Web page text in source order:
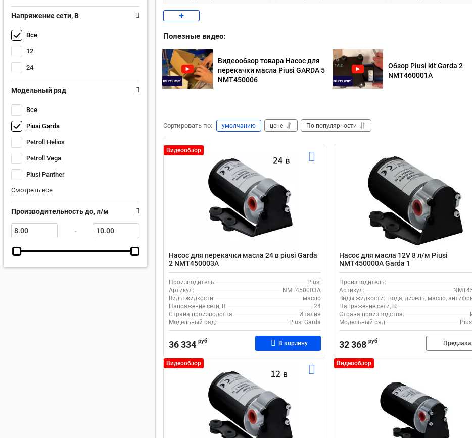
Напряжение сети, В
Все
12
24
Модельный ряд
Все
Piusi Garda
Petroll Helios
Petroll Vega
Piusi Panther
Смотреть все
Производительность до, л/м
-
Насосы для бензина 12В
Насосы для перекачки масла Piusi
+
Полезные видео:
Видеообзор товара Насос для
перекачки масла Piusi GARDA 5
NMT450006
Обзор Piusi kit Garda 2
NMT460001A
Сортировать по: умолчанию цене По популярности
Видеообзор
Насос для перекачки масла 24 в piusi Garda
2 NMT450003A
Производитель:
Piusi
Артикул:
NMT450003A
Виды жидкости:
масло
Напряжение сети, В:
24
Страна производства:
Италия
Модельный ряд:
Piusi Garda
36 334 руб В корзину
Насос для масла 12V 8 л/м Piusi
NMT450000A Garda 1
Производитель:
Артикул:
Виды жидкости: вода, дизель, масло,
Напряжение сети, В:
Страна производства:
Модельный ряд:
32 368 руб
Видеообзор Видеообзор